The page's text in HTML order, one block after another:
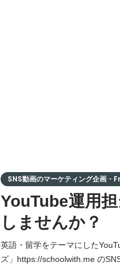
SNS動画のマーケティング企画
YouTube運用
しませんか？
英語・留学をテーマにしたYouTubeを一緒
ズ」https://schoolwith.me の